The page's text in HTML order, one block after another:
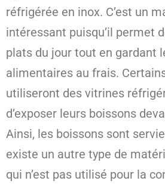
réfrigérée en inox. C’est un
intéressant puisqu’il permet
plats du jour tout en gardant
alimentaires au frais.
utiliseront des vitrines
d’exposer leurs boissons
Ainsi, les boissons sont
existe un autre type de
qui n’est pas utilisé pour la